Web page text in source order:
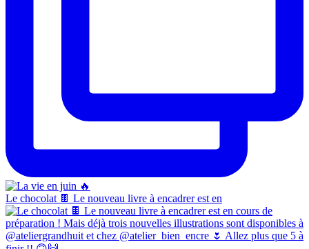
Le chocolat 🍫 Le nouveau livre à encadrer est en